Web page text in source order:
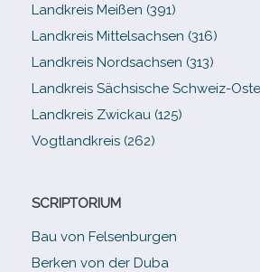
Landkreis Meißen (391)
Landkreis Mittelsachsen (316)
Landkreis Nordsachsen (313)
Landkreis Sächsische Schweiz-​
Landkreis Zwickau (125)
Vogtlandkreis (262)
SCRIPTORIUM
Bau von Felsenburgen
Berken von der Duba